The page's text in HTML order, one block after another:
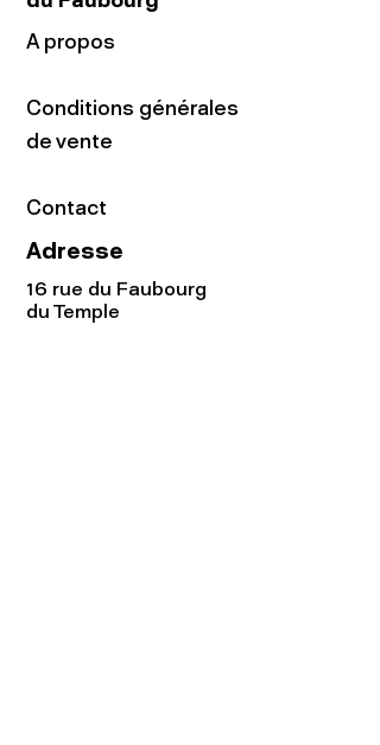
A propos
Conditions générales
de vente
Contact
Adresse
16 rue du Faubourg
du Temple